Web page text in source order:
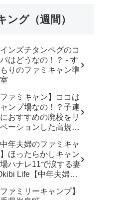
ング（週間）
ンズチタンペグのコ
はどうなの！？ - す
りのファミキャン準
ファミキャン】ココは
ンプ場なの！？子連
おすすめの廃校をリ
ベーションした高規格
！ - ちいさおきゃんぷ
中年夫婦のファミキャ
ほったらかしキャン
ハナレ11で涙する妻
Life【中年夫婦の
ファミリーキャンプ】